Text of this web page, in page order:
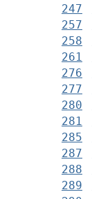
247
257
258
261
276
277
280
281
285
287
288
289